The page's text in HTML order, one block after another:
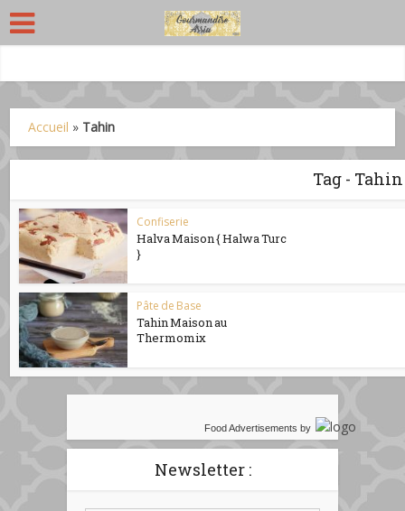
Accueil » Tahin
Tag - Tahin
Confiserie
Halva Maison { Halwa Turc
}
Pâte de Base
Tahin Maison au
Thermomix
Food Advertisements by
Newsletter :